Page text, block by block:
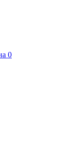
0